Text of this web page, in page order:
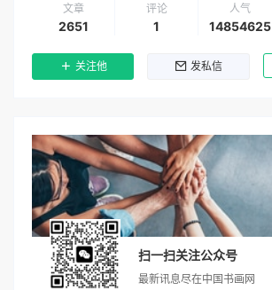
文章
2651
评论
1
人气
14854625
关注他 发私信
扫一扫关注公众号
最新讯息尽在中国书画网